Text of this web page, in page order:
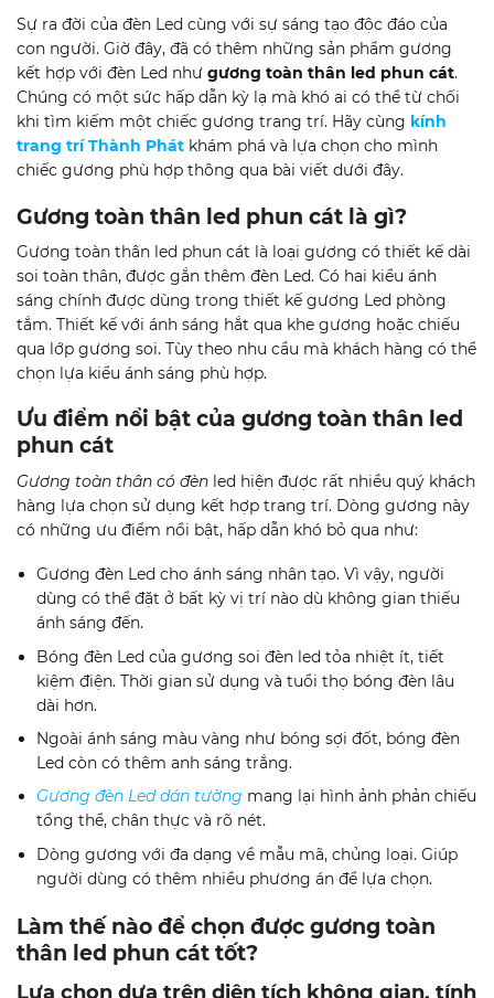
Sự ra đời của đèn Led cùng với sự sáng tạo độc đáo của
con người. Giờ đây, đã có thêm những sản phẩm gương
kết hợp với đèn Led như gương toàn thân led phun cát.
Chúng có một sức hấp dẫn kỳ lạ mà khó ai có thể từ chối
khi tìm kiếm một chiếc gương trang trí. Hãy cùng kính
trang trí Thành Phát khám phá và lựa chọn cho mình
chiếc gương phù hợp thông qua bài viết dưới đây.
Gương toàn thân led phun cát là gì?
Gương toàn thân led phun cát là loại gương có thiết kế dài
soi toàn thân, được gắn thêm đèn Led. Có hai kiểu ánh
sáng chính được dùng trong thiết kế gương Led phòng
tắm. Thiết kế với ánh sáng hắt qua khe gương hoặc chiếu
qua lớp gương soi. Tùy theo nhu cầu mà khách hàng có thể
chọn lựa kiểu ánh sáng phù hợp.
Ưu điểm nổi bật của gương toàn thân led
phun cát
Gương toàn thân có đèn led hiện được rất nhiều quý khách
hàng lựa chọn sử dụng kết hợp trang trí. Dòng gương này
có những ưu điểm nổi bật, hấp dẫn khó bỏ qua như:
Gương đèn Led cho ánh sáng nhân tạo. Vì vậy, người
dùng có thể đặt ở bất kỳ vị trí nào dù không gian thiếu
ánh sáng đến.
Bóng đèn Led của gương soi đèn led tỏa nhiệt ít, tiết
kiệm điện. Thời gian sử dụng và tuổi thọ bóng đèn lâu
dài hơn.
Ngoài ánh sáng màu vàng như bóng sợi đốt, bóng đèn
Led còn có thêm anh sáng trắng.
Gương đèn Led dán tường mang lại hình ảnh phản chiếu
tổng thể, chân thực và rõ nét.
Dòng gương với đa dạng về mẫu mã, chủng loại. Giúp
người dùng có thêm nhiều phương án để lựa chọn.
Làm thế nào để chọn được gương toàn
thân led phun cát tốt?
Lựa chọn dựa trên diện tích không gian, tính